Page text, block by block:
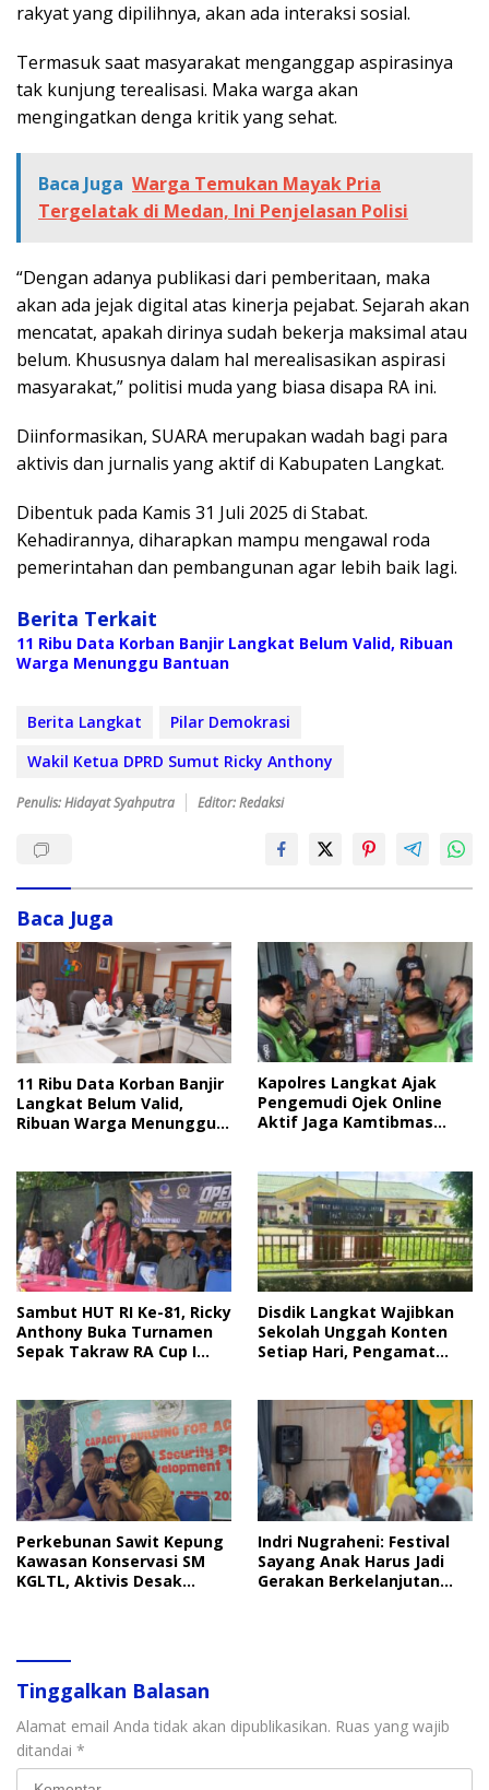
rakyat yang dipilihnya, akan ada interaksi sosial.
Termasuk saat masyarakat menganggap aspirasinya
tak kunjung terealisasi. Maka warga akan
mengingatkan denga kritik yang sehat.
Baca Juga Warga Temukan Mayak Pria
Tergelatak di Medan, Ini Penjelasan Polisi
“Dengan adanya publikasi dari pemberitaan, maka
akan ada jejak digital atas kinerja pejabat. Sejarah akan
mencatat, apakah dirinya sudah bekerja maksimal atau
belum. Khususnya dalam hal merealisasikan aspirasi
masyarakat,” politisi muda yang biasa disapa RA ini.
Diinformasikan, SUARA merupakan wadah bagi para
aktivis dan jurnalis yang aktif di Kabupaten Langkat.
Dibentuk pada Kamis 31 Juli 2025 di Stabat.
Kehadirannya, diharapkan mampu mengawal roda
pemerintahan dan pembangunan agar lebih baik lagi.
Berita Terkait
11 Ribu Data Korban Banjir Langkat Belum Valid, Ribuan
Warga Menunggu Bantuan
Berita Langkat
Pilar Demokrasi
Wakil Ketua DPRD Sumut Ricky Anthony
Penulis: Hidayat Syahputra Editor: Redaksi
Baca Juga
11 Ribu Data Korban Banjir
Langkat Belum Valid,
Ribuan Warga Menunggu
Kapolres Langkat Ajak
Pengemudi Ojek Online
Aktif Jaga Kamtibmas
Sambut HUT RI Ke-81, Ricky
Anthony Buka Turnamen
Sepak Takraw RA Cup I
Disdik Langkat Wajibkan
Sekolah Unggah Konten
Setiap Hari, Pengamat
Perkebunan Sawit Kepung
Kawasan Konservasi SM
KGLTL, Aktivis Desak
Indri Nugraheni: Festival
Sayang Anak Harus Jadi
Gerakan Berkelanjutan
Tinggalkan Balasan
Alamat email Anda tidak akan dipublikasikan. Ruas yang wajib
ditandai *